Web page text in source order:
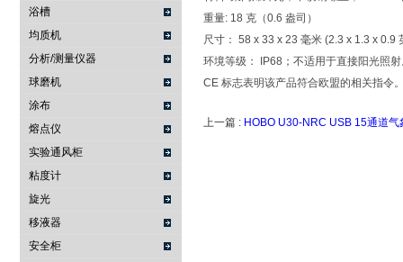
浴槽
均质机
分析/测量仪器
球磨机
涂布
熔点仪
实验通风柜
粘度计
旋光
移液器
安全柜
重量: 18 克（0.6 盎司）
尺寸： 58 x 33 x 23 毫米 (2.3 x 1.3 x 0.9
环境等级： IP68；不适用于直接阳光照
CE 标志表明该产品符合欧盟的相关指令
上一篇 : HOBO U30-NRC USB 15通道